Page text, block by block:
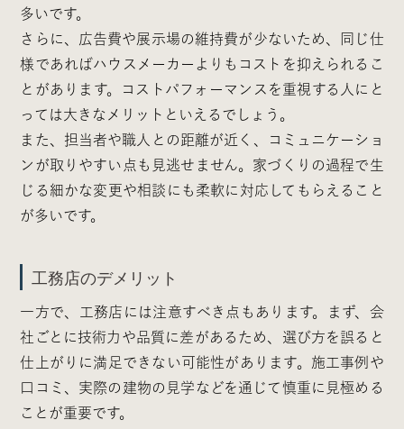
多いです。
さらに、広告費や展示場の維持費が少ないため、同じ仕
様であればハウスメーカーよりもコストを抑えられるこ
とがあります。コストパフォーマンスを重視する人にと
っては大きなメリットといえるでしょう。
また、担当者や職人との距離が近く、コミュニケーショ
ンが取りやすい点も見逃せません。家づくりの過程で生
じる細かな変更や相談にも柔軟に対応してもらえること
が多いです。
工務店のデメリット
一方で、工務店には注意すべき点もあります。まず、会
社ごとに技術力や品質に差があるため、選び方を誤ると
仕上がりに満足できない可能性があります。施工事例や
口コミ、実際の建物の見学などを通じて慎重に見極める
ことが重要です。